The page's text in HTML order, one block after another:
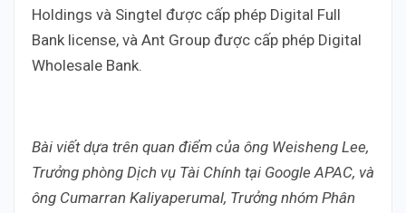
Holdings và Singtel được cấp phép Digital Full
Bank license, và Ant Group được cấp phép Digital
Wholesale Bank.
Bài viết dựa trên quan điểm của ông Weisheng Lee,
Trưởng phòng Dịch vụ Tài Chính tại Google APAC, và
ông Cumarran Kaliyaperumal, Trưởng nhóm Phân